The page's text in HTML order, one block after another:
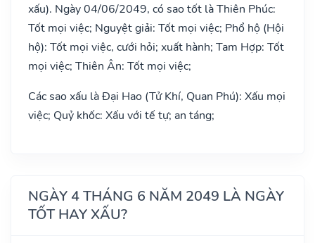
xấu). Ngày 04/06/2049, có sao tốt là Thiên Phúc:
Tốt mọi việc; Nguyệt giải: Tốt mọi việc; Phổ hộ (Hội
hộ): Tốt mọi việc, cưới hỏi; xuất hành; Tam Hợp: Tốt
mọi việc; Thiên Ân: Tốt mọi việc;
Các sao xấu là Đại Hao (Tử Khí, Quan Phú): Xấu mọi
việc; Quỷ khốc: Xấu với tế tự; an táng;
NGÀY 4 THÁNG 6 NĂM 2049 LÀ NGÀY
TỐT HAY XẤU?